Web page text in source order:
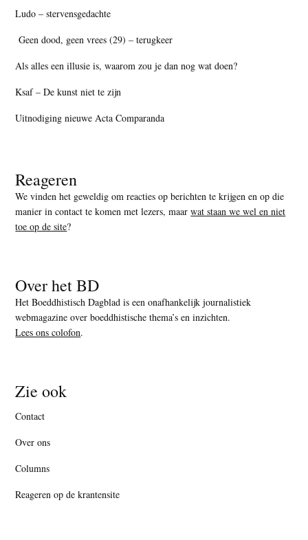
Ludo – stervensgedachte
Geen dood, geen vrees (29) – terugkeer
Als alles een illusie is, waarom zou je dan nog wat doen?
Ksaf – De kunst niet te zijn
Uitnodiging nieuwe Acta Comparanda
Reageren
We vinden het geweldig om reacties op berichten te krijgen en op die
manier in contact te komen met lezers, maarwat staan we wel en niet
toe op de site?
Over het BD
Het Boeddhistisch Dagblad is een onafhankelijk journalistiek
webmagazine over boeddhistische thema’s en inzichten.
Lees ons colofon.
Zie ook
Contact
Over ons
Columns
Reageren op de krantensite